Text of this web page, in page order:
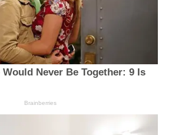
Never Be Together: 9 Is
Brainberries